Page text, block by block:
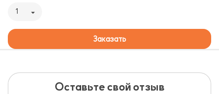
1
Заказать
Оставьте свой отзыв